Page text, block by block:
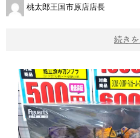
桃太郎王国市原店店長
続き